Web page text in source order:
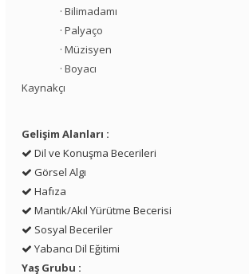
· Bilimadamı
· Palyaço
· Müzisyen
· Boyacı
Kaynakçı
Gelişim Alanları :
Dil ve Konuşma Becerileri
Görsel Algı
Hafıza
Mantık/Akıl Yürütme Becerisi
Sosyal Beceriler
Yabancı Dil Eğitimi
Yaş Grubu :